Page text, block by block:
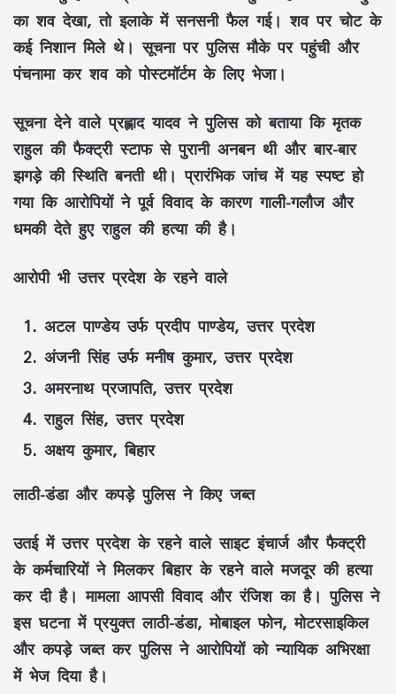
का शव देखा, तो इलाके में सनसनी फैल गई। शव पर चोट के
कई निशान मिले थे। सूचना पर पुलिस मौके पर पहुंची और
पंचनामा कर शव को पोस्टमॉर्टम के लिए भेजा।
सूचना देने वाले प्रह्लाद यादव ने पुलिस को बताया कि मृतक
राहुल की फैक्ट्री स्टाफ से पुरानी अनबन थी और बार-बार
झगड़े की स्थिति बनती थी। प्रारंभिक जांच में यह स्पष्ट हो
गया कि आरोपियों ने पूर्व विवाद के कारण गाली-गलौज और
धमकी देते हुए राहुल की हत्या की है।
आरोपी भी उत्तर प्रदेश के रहने वाले
अटल पाण्डेय उर्फ प्रदीप पाण्डेय, उत्तर प्रदेश
अंजनी सिंह उर्फ मनीष कुमार, उत्तर प्रदेश
अमरनाथ प्रजापति, उत्तर प्रदेश
राहुल सिंह, उत्तर प्रदेश
अक्षय कुमार, बिहार
लाठी-डंडा और कपड़े पुलिस ने किए जब्त
उतई में उत्तर प्रदेश के रहने वाले साइट इंचार्ज और फैक्ट्री
के कर्मचारियों ने मिलकर बिहार के रहने वाले मजदूर की हत्या
कर दी है। मामला आपसी विवाद और रंजिश का है। पुलिस ने
इस घटना में प्रयुक्त लाठी-डंडा, मोबाइल फोन, मोटरसाइकिल
और कपड़े जब्त कर पुलिस ने आरोपियों को न्यायिक अभिरक्षा
में भेज दिया है।